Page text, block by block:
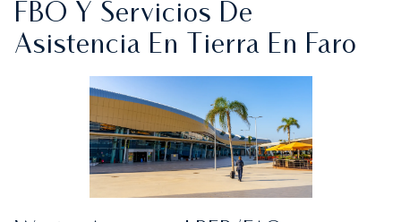
FBO Y Servicios De
Asistencia En Tierra En Faro